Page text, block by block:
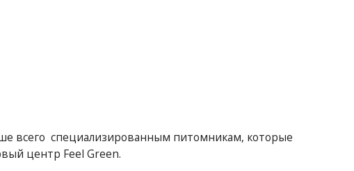
всего специализированным питомникам, которые
центр Feel Green.